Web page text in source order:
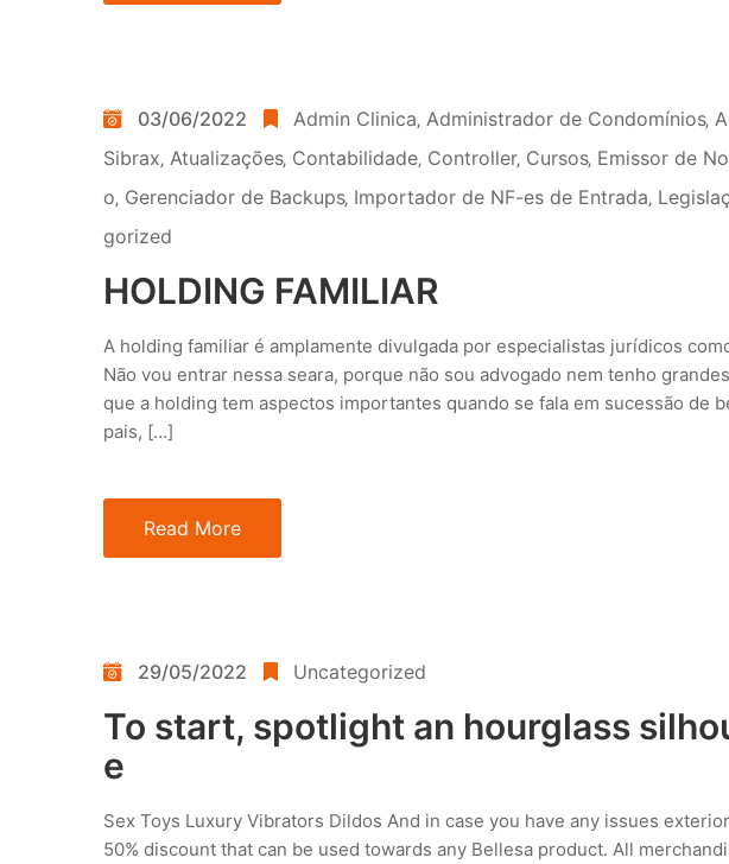
03/06/2022 Admin Clinica‚ Administrador de Condomínios‚
Sibrax‚ Atualizações‚ Contabilidade‚ Controller‚ Cursos‚ Emissor de
o‚ Gerenciador de Backups‚ Importador de NF-es de Entrada‚
gorized
HOLDING FAMILIAR
A holding familiar é amplamente divulgada por especialistas jurídicos
Não vou entrar nessa seara, porque não sou advogado nem tenho
que a holding tem aspectos importantes quando se fala em sucessão de
pais, […]
Read More
29/05/2022 Uncategorized
To start, spotlight an hourglass
e
Sex Toys Luxury Vibrators Dildos And in case you have any issues
50% discount that can be used towards any Bellesa product. All